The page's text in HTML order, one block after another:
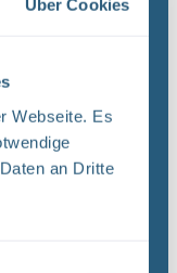
Über Cookies
Webseite. Es
an Dritte
noch einiges
Deine